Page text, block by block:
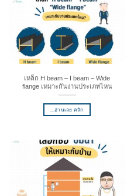
เหล็ก H beam – I beam – Wide
flange เหมาะกันงานประเภทไหน
...อ่านเลย คลิก